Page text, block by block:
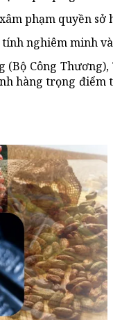
phạm quyền
nghiêm minh
Công
hàng trọng